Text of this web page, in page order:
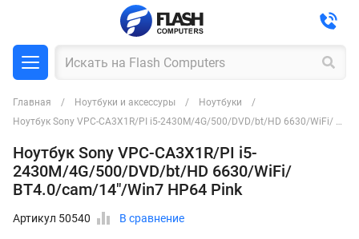
Главная Ноутбуки и аксессуры
Ноутбуки
Ноутбук Sony VPC-CA3X1R/PI i5-2430M/4G/500/DVD/bt/HD 6630/WiFi/ BT4.0/cam/14"/Win7 HP64 Pink
Ноутбук Sony VPC-CA3X1R/PI i5-
2430M/4G/500/DVD/bt/HD 6630/WiFi/
BT4.0/cam/14"/Win7 HP64 Pink
Артикул 50540 В сравнение